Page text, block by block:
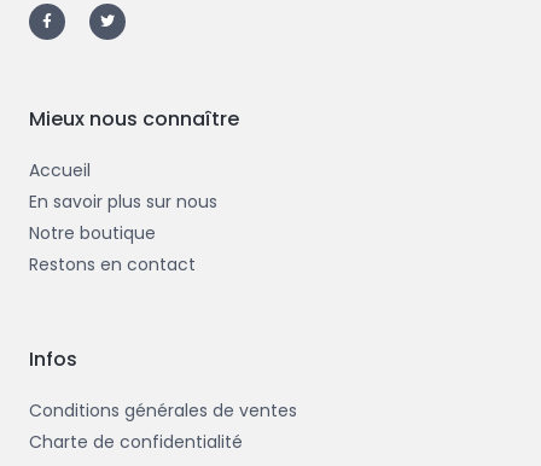
a
c
e
-
f
w
i
t
Mieux nous connaître
Accueil
En savoir plus sur nous
Notre boutique
Restons en contact
Infos
Conditions générales de ventes
Charte de confidentialité